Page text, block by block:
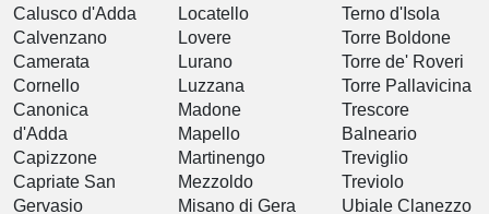
Calusco d'Adda
Calvenzano
Camerata
Cornello
Canonica
d'Adda
Capizzone
Capriate San
Gervasio
Locatello
Lovere
Lurano
Luzzana
Madone
Mapello
Martinengo
Mezzoldo
Misano di Gera
Terno d'Isola
Torre Boldone
Torre de' Roveri
Torre Pallavicina
Trescore
Balneario
Treviglio
Treviolo
Ubiale Clanezzo